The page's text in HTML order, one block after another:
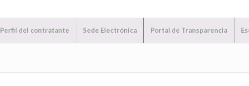
Perfil del contratante Sede Electrónica Portal de Transparencia